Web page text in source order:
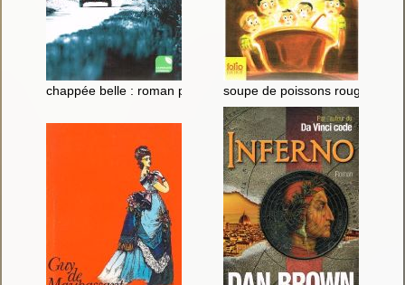
chappée belle : roman policier soupe de poissons rouges